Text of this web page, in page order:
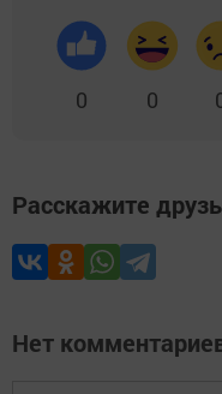
0 0
Расскажите
Нет